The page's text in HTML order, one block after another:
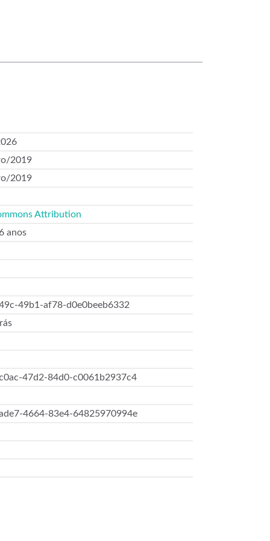
2019
2019
Attribution
anos
49b1-af78-d0e0beeb6332
47d2-84d0-c0061b2937c4
4664-83e4-64825970994e